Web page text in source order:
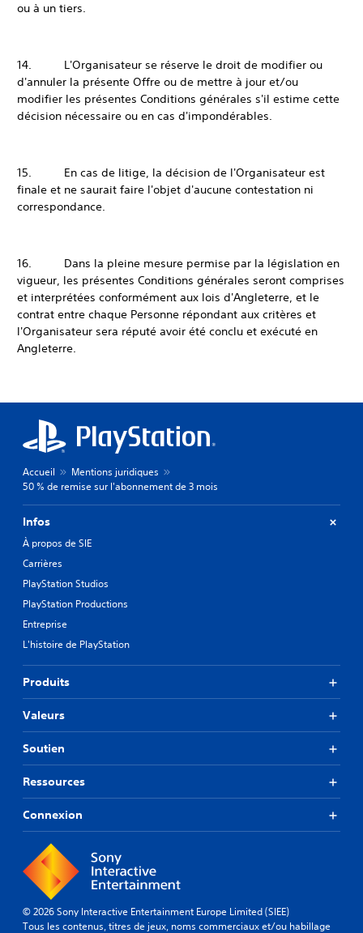
ou à un tiers.
14. L'Organisateur se réserve le droit de modifier ou
d'annuler la présente Offre ou de mettre à jour et/ou
modifier les présentes Conditions générales s'il estime cette
décision nécessaire ou en cas d'impondérables.
15. En cas de litige, la décision de l'Organisateur est
finale et ne saurait faire l'objet d'aucune contestation ni
correspondance.
16. Dans la pleine mesure permise par la législation en
vigueur, les présentes Conditions générales seront comprises
et interprétées conformément aux lois d'Angleterre, et le
contrat entre chaque Personne répondant aux critères et
l'Organisateur sera réputé avoir été conclu et exécuté en
Angleterre.
Accueil
Mentions juridiques
50 % de remise sur l'abonnement de 3 mois
Infos
À propos de SIE
Carrières
PlayStation Studios
PlayStation Productions
Entreprise
L'histoire de PlayStation
Produits
Valeurs
Soutien
Ressources
Connexion
© 2026 Sony Interactive Entertainment Europe Limited (SIEE)
Tous les contenus, titres de jeux, noms commerciaux et/ou habillage